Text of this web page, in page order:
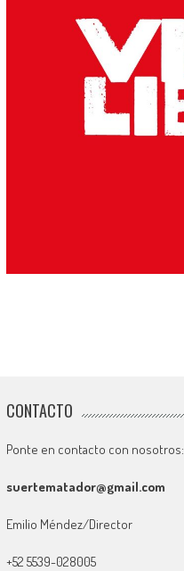
CONTACTO
Ponte en contacto con nosotros:
suertematador@gmail.com
Emilio Méndez/Director
+52 5539-028005